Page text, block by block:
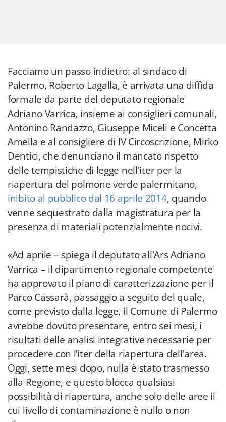
Facciamo un passo indietro: al sindaco di
Palermo, Roberto Lagalla, è arrivata una diffida
formale da parte del deputato regionale
Adriano Varrica, insieme ai consiglieri comunali,
Antonino Randazzo, Giuseppe Miceli e Concetta
Amella e al consigliere di IV Circoscrizione, Mirko
Dentici, che denunciano il mancato rispetto
delle tempistiche di legge nell'iter per la
riapertura del polmone verde palermitano,
inibito al pubblico dal 16 aprile 2014, quando
venne sequestrato dalla magistratura per la
presenza di materiali potenzialmente nocivi.
«Ad aprile – spiega il deputato all'Ars Adriano
Varrica – il dipartimento regionale competente
ha approvato il piano di caratterizzazione per il
Parco Cassarà, passaggio a seguito del quale,
come previsto dalla legge, il Comune di Palermo
avrebbe dovuto presentare, entro sei mesi, i
risultati delle analisi integrative necessarie per
procedere con l’iter della riapertura dell'area.
Oggi, sette mesi dopo, nulla è stato trasmesso
alla Regione, e questo blocca qualsiasi
possibilità di riapertura, anche solo delle aree il
cui livello di contaminazione è nullo o non